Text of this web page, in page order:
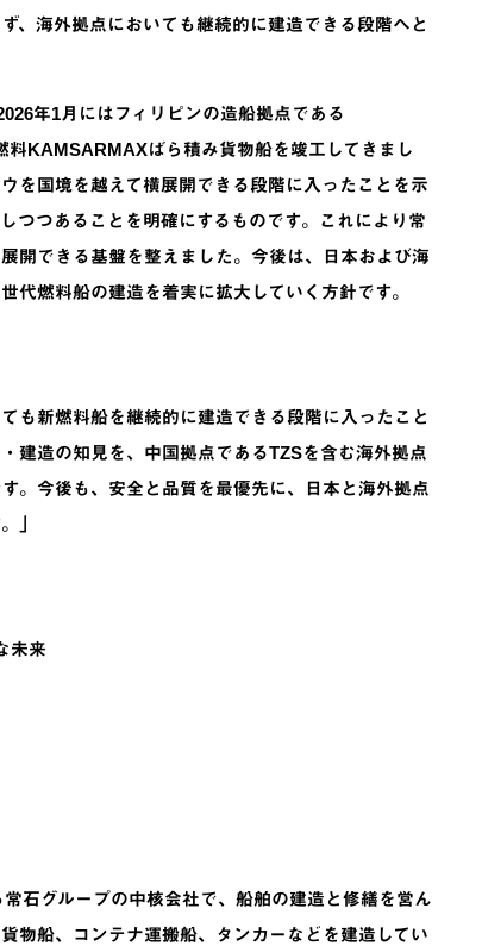
、海外拠点においても継続的に建造できる段階へと
年1月にはフィリピンの造船拠点である
KAMSARMAXばら積み貨物船を竣工してきまし
を国境を越えて横展開できる段階に入ったことを示
つつあることを明確にするものです。これにより常
開できる基盤を整えました。今後は、日本および海
燃料船の建造を着実に拡大していく方針です。
も新燃料船を継続的に建造できる段階に入ったこと
建造の知見を、中国拠点であるTZSを含む海外拠点
。今後も、安全と品質を最優先に、日本と海外拠点
」
未来
石グループの中核会社で、船舶の建造と修繕を営ん
物船、コンテナ運搬船、タンカーなどを建造してい